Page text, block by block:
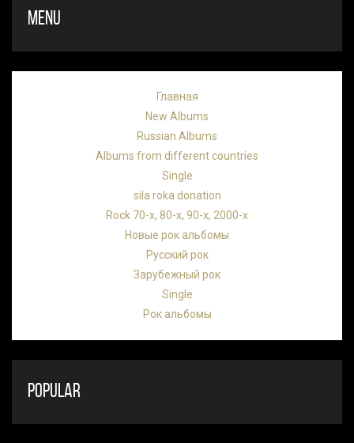
MENU
Главная
New Albums
Russian Albums
Albums from different countries
Single
sila roka donation
Rock 70-х, 80-х, 90-х, 2000-х
Новые рок альбомы
Русский рок
Зарубежный рок
Single
Рок альбомы
POPULAR